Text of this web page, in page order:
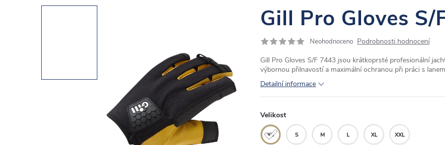
Gill Pro Gloves S/
Neohodnoceno Podrobnosti hodnocení
Gill Pro Gloves S/F 7443 jsou krátkoprsté profesionální
výbornou přilnavostí a maximální ochranou při práci s
Detailní informace
Velikost
XS S M L XL XXL